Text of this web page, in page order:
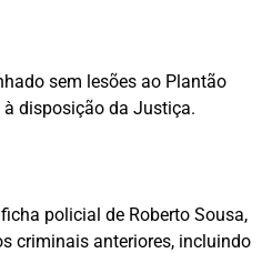
sem lesões ao Plantão
disposição da Justiça.
policial de Roberto Sousa,
criminais anteriores, incluindo